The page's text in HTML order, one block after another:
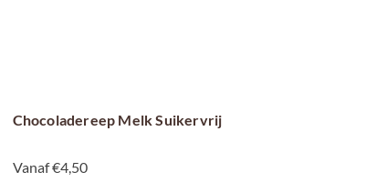
Chocoladereep Melk Suikervrij
Vanaf €4,50